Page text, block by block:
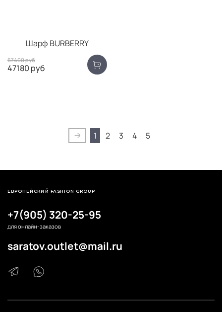
Шарф BURBERRY
67400 руб
47180 руб
1 2 3 4 5
+7(905) 320-25-95
для онлайн-заказов
saratov.outlet@mail.ru
ЕВРОПЕЙСКИЙ FASHION GROUP